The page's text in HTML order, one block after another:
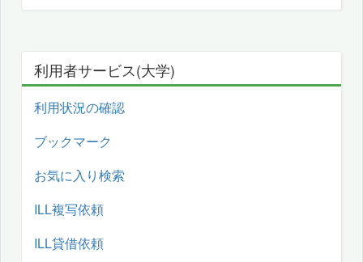
利用者サービス(大学)
利用状況の確認
ブックマーク
お気に入り検索
ILL複写依頼
ILL貸借依頼